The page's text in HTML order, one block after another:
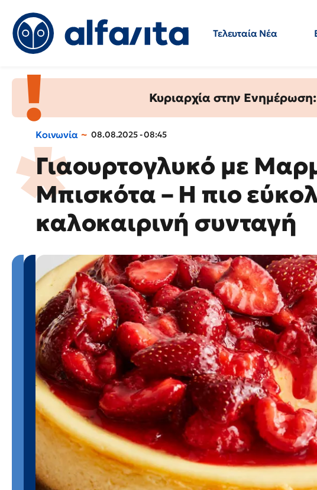
Τελευταία Νέα
Κυριαρχία στην
Κοινωνία 08.08.2025 - 08:45
Γιαουρτογλυκό με
Μπισκότα – Η πιο
καλοκαιρινή συνταγή